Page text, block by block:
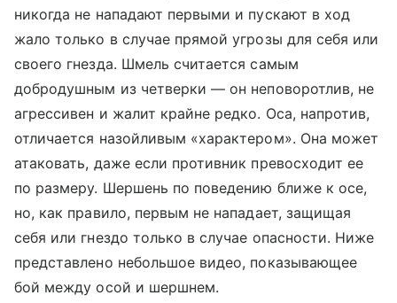
никогда не нападают первыми и пускают в ход
жало только в случае прямой угрозы для себя или
своего гнезда. Шмель считается самым
добродушным из четверки — он неповоротлив, не
агрессивен и жалит крайне редко. Оса, напротив,
отличается назойливым «характером». Она может
атаковать, даже если противник превосходит ее
по размеру. Шершень по поведению ближе к осе,
но, как правило, первым не нападает, защищая
себя или гнездо только в случае опасности. Ниже
представлено небольшое видео, показывающее
бой между осой и шершнем.